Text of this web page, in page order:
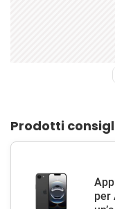
Prodotti
per